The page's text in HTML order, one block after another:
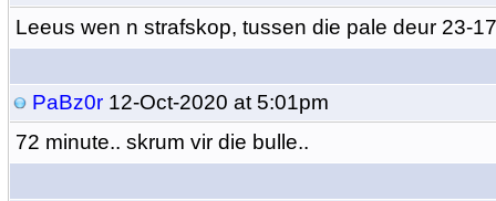
Leeus wen n strafskop, tussen die pale deur 23-
PaBz0r12-Oct-2020 at 5:01pm
72 minute.. skrum vir die bulle..